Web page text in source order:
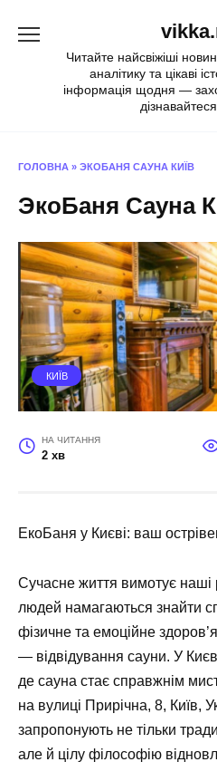
Читайте найсвіжіші
аналітику та цікаві
інформація щодня —
ГОЛОВНА » ЭКОБАНЯ САУНА КИЇВ
ЭкоБаня Сауна
КИЇВ
НА ЧИТАННЯ
2 хв
ЕкоБаня у Києві: ваш
Сучасне життя вимотує наші
людей намагаються знайти
фізичне та емоційне
— відвідування сауни. У
де сауна стає справжнім
на вулиці Прирічна, 8, Київ,
запропонують не тільки
але й цілу філософію